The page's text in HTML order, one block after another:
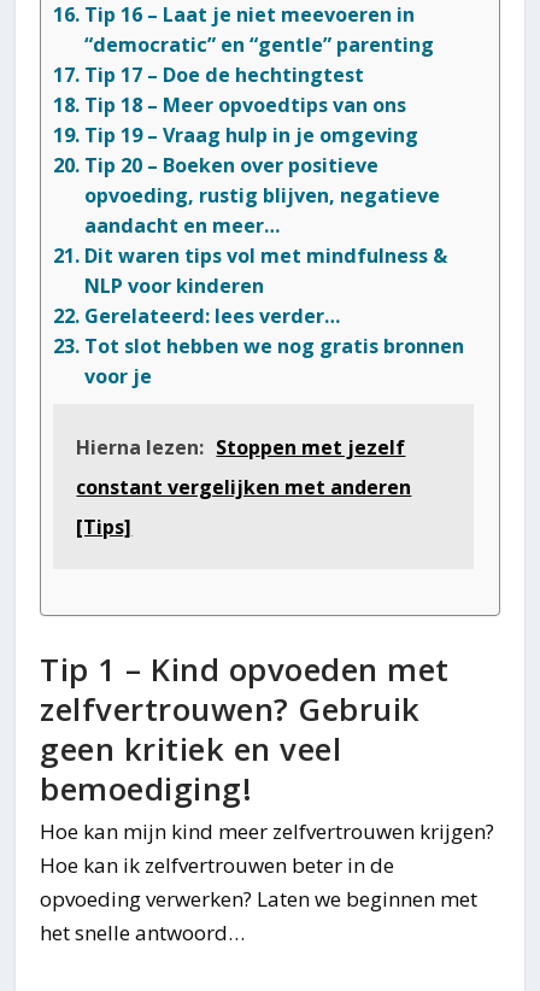
Tip 16 – Laat je niet meevoeren in
“democratic” en “gentle” parenting
Tip 17 – Doe de hechtingtest
Tip 18 – Meer opvoedtips van ons
Tip 19 – Vraag hulp in je omgeving
Tip 20 – Boeken over positieve
opvoeding, rustig blijven, negatieve
aandacht en meer…
Dit waren tips vol met mindfulness &
NLP voor kinderen
Gerelateerd: lees verder…
Tot slot hebben we nog gratis bronnen
voor je
Hierna lezen: Stoppen met jezelf
constant vergelijken met anderen
[Tips]
Tip 1 – Kind opvoeden met
zelfvertrouwen? Gebruik
geen kritiek en veel
bemoediging!
Hoe kan mijn kind meer zelfvertrouwen krijgen?
Hoe kan ik zelfvertrouwen beter in de
opvoeding verwerken? Laten we beginnen met
het snelle antwoord…